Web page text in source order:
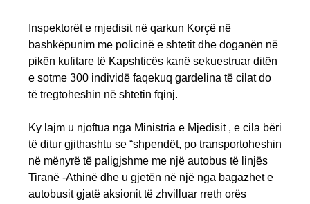
Inspektorët e mjedisit në qarkun Korçë në
bashkëpunim me policinë e shtetit dhe doganën në
pikën kufitare të Kapshticës kanë sekuestruar ditën
e sotme 300 individë faqekuq gardelina të cilat do
të tregtoheshin në shtetin fqinj.
Ky lajm u njoftua nga Ministria e Mjedisit , e cila bëri
të ditur gjithashtu se “shpendët, po transportoheshin
në mënyrë të paligjshme me një autobus të linjës
Tiranë -Athinë dhe u gjetën në një nga bagazhet e
autobusit gjatë aksionit të zhvilluar rreth orës